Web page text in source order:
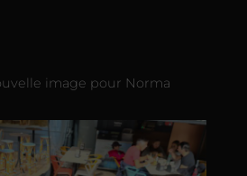
image pour Norma